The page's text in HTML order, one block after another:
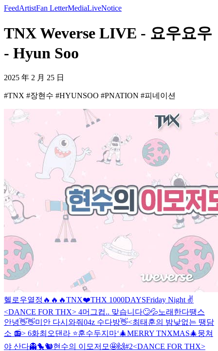
FeedArtistFan LetterMediaLiveNotice
TNX Weverse LIVE - 요우요우
- Hyun Soo
2025 年 2 月 25 日
#TNX #장현수 #HYUNSOO #PNATION #피네이션
헬로우열정🔥🔥🔥TNX❤️THX 1000DAYSFriday Night ✌️
<DANCE FOR THX> 4머그컵.. 맞습니다🙄💦노래한다땡스
안녕👋👋미안 다시와줘04z 수다방👋<최태훈의 밤낮없는 땡담
소 📻> 6화최오댄라 ⭐️훈수두지마‘🎄MERRY TNXMAS🎄뭉쳐
야 산다👻🐤🐿️현수의 이모저모🤩🙌#2<DANCE FOR THX>